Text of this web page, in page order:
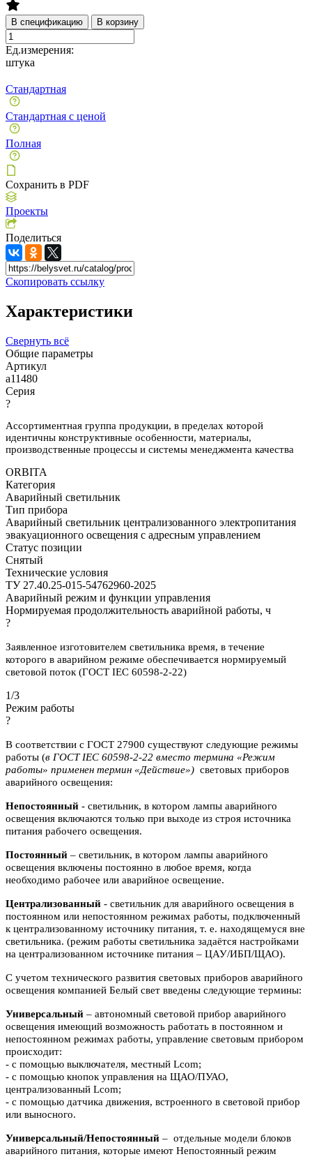
В спецификацию В корзину
Ед.измерения:
штука
Стандартная
Стандартная с ценой
Полная
Сохранить в PDF
Проекты
Поделиться
Скопировать ссылку
Характеристики
Свернуть всё
Общие параметры
Артикул
a11480
Серия
?
Ассортиментная группа продукции, в пределах которой
идентичны конструктивные особенности, материалы,
производственные процессы и системы менеджмента качества
ORBITA
Категория
Аварийный светильник
Тип прибора
Аварийный светильник централизованного электропитания
эвакуационного освещения с адресным управлением
Статус позиции
Снятый
Технические условия
ТУ 27.40.25-015-54762960-2025
Аварийный режим и функции управления
Нормируемая продолжительность аварийной работы, ч
?
Заявленное изготовителем светильника время, в течение
которого в аварийном режиме обеспечивается нормируемый
световой поток (ГОСТ IEC 60598-2-22)
1/3
Режим работы
?
В соответствии с ГОСТ 27900 существуют следующие режимы
работы (в ГОСТ IEC 60598-2-22 вместо термина «Режим
работы» применен термин «Действие») световых приборов
аварийного освещения:
Непостоянный - светильник, в котором лампы аварийного
освещения включаются только при выходе из строя источника
питания рабочего освещения.
Постоянный – светильник, в котором лампы аварийного
освещения включены постоянно в любое время, когда
необходимо рабочее или аварийное освещение.
Централизованный - светильник для аварийного освещения в
постоянном или непостоянном режимах работы, подключенный
к централизованному источнику питания, т. е. находящемуся вне
светильника. (режим работы светильника задаётся настройками
на централизованном источнике питания – ЦАУ/ИБП/ЩАО).
С учетом технического развития световых приборов аварийного
освещения компанией Белый свет введены следующие термины:
Универсальный – автономный световой прибор аварийного
освещения имеющий возможность работать в постоянном и
непостоянном режимах работы, управление световым прибором
происходит:
- с помощью выключателя, местный Lcom;
- с помощью кнопок управления на ЩАО/ПУАО,
централизованный Lcom;
- с помощью датчика движения, встроенного в световой прибор
или выносного.
Универсальный/Непостоянный – отдельные модели блоков
аварийного питания, которые имеют Непостоянный режим